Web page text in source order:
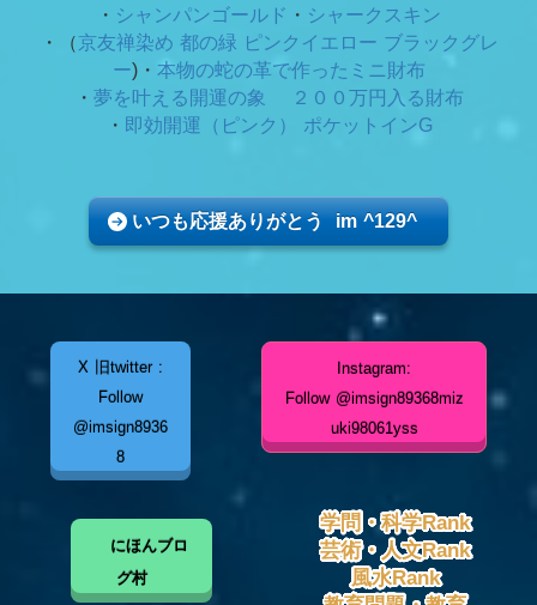
・ シャンパンゴールド ・ シャークスキン
・（京友禅染め 都の緑 ピンクイエロー ブラックグレ
ー)・ 本物の蛇の革で作ったミニ財布
・ 夢を叶える開運の象 ２００万円入る財布
・ 即効開運（ピンク） ポケットインG
いつも応援ありがとう im ^129^
X 旧twitter :
Follow
@imsign8936
8
Instagram:
Follow @imsign89368miz
uki98061yss
にほんブロ
グ村
学問・科学Rank
芸術・人文Rank
風水Rank